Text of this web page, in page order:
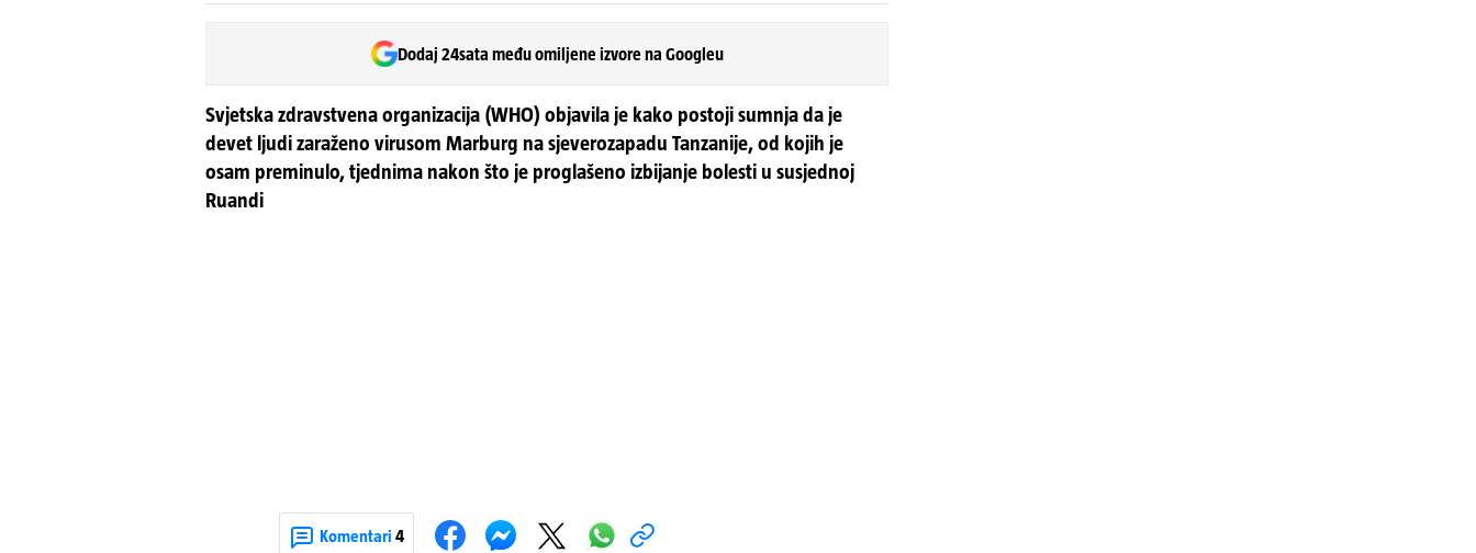
Dodaj 24sata među omiljene izvore na Googleu
Svjetska zdravstvena organizacija (WHO) objavila je kako postoji sumnja da je
devet ljudi zaraženo virusom Marburg na sjeverozapadu Tanzanije, od kojih je
osam preminulo, tjednima nakon što je proglašeno izbijanje bolesti u susjednoj
Ruandi
Komentari 4